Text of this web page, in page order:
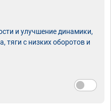
и улучшение динамики,
тяги с низких оборотов и